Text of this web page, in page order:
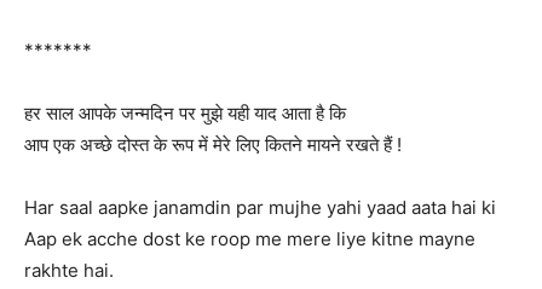
*******
हर साल आपके जन्मदिन पर मुझे यही याद आता है कि
आप एक अच्छे दोस्त के रूप में मेरे लिए कितने मायने रखते हैं !
Har saal aapke janamdin par mujhe yahi yaad aata hai ki
Aap ek acche dost ke roop me mere liye kitne mayne
rakhte hai.